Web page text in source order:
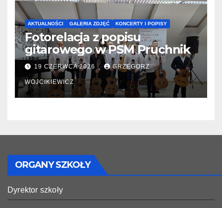
AKTUALNOŚCI GALERIA ZDJĘĆ KONCERTY I POPISY
Fotorelacja z popisu
gitarowego w PSM Pruchnik
19 CZERWCA 2026 GRZEGORZ
WOJCIKIEWICZ
ORGANY SZKOŁY
Dyrektor szkoły